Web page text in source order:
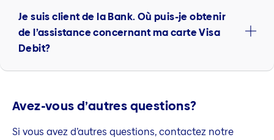
Je suis client de la Bank. Où puis-je obtenir
de l’assistance concernant ma carte Visa
Debit?
Avez-vous d’autres questions?
Si vous avez d’autres questions, contactez notre